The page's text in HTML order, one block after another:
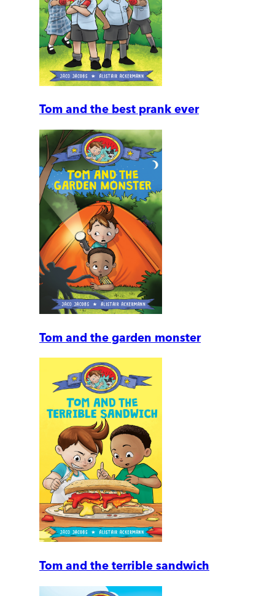
Tom and the best prank ever
Tom and the garden monster
Tom and the terrible sandwich